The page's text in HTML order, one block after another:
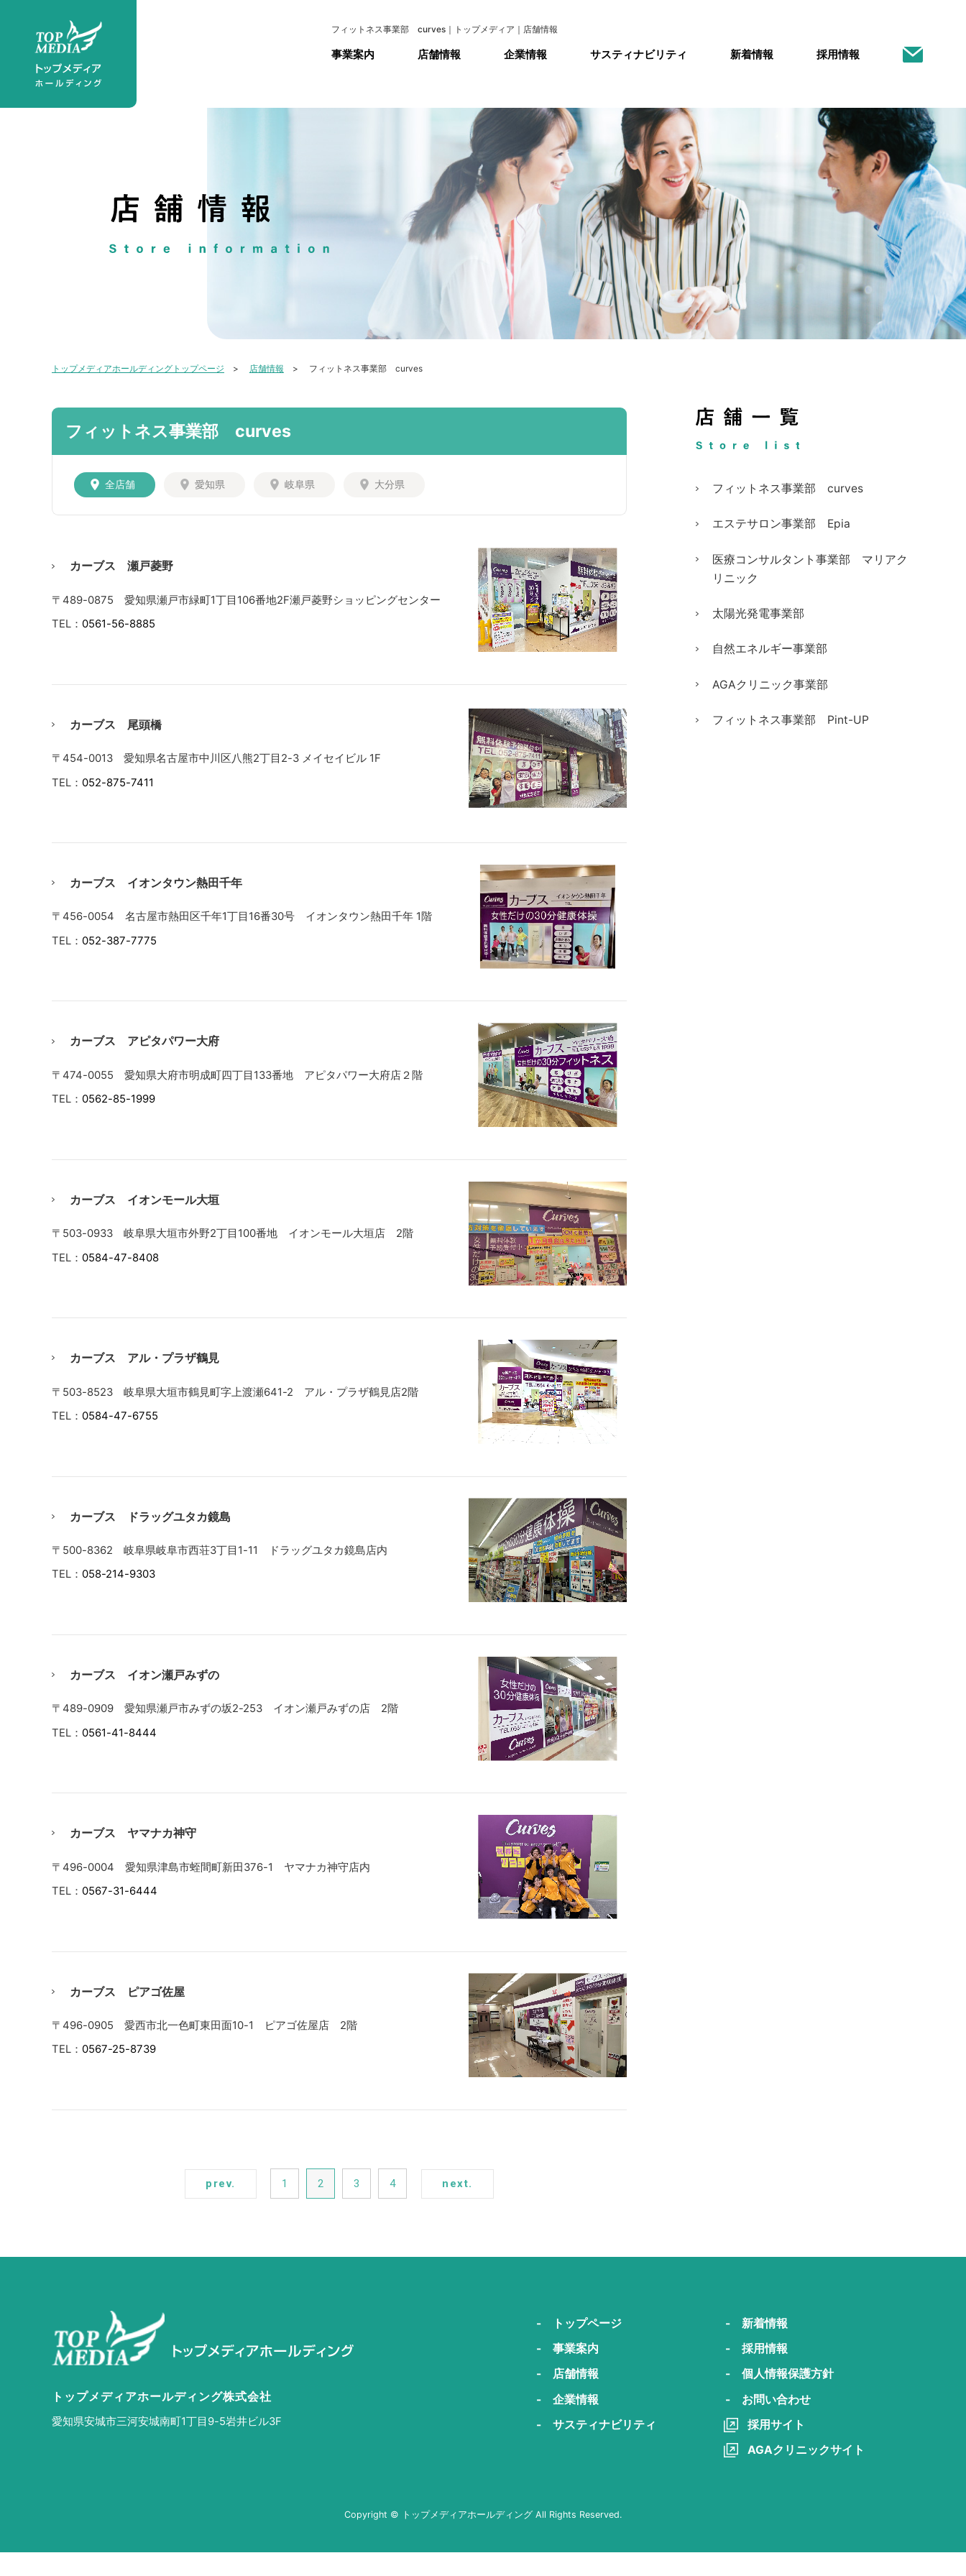
フィットネス事業部 curves｜トップメディア｜店舗情報
事業案内 店舗情報 企業情報 サスティナビリティ 新着情報 採用情報
トップメディアホールディングトップページ 店舗情報 フィットネス事業部 curves
フィットネス事業部 curves
全店舗 愛知県 岐阜県 大分県
カーブス 瀬戸菱野
〒489-0875 愛知県瀬戸市緑町1丁目106番地2F瀬戸菱野ショッピングセンター
TEL： 0561-56-8885
カーブス 尾頭橋
〒454-0013 愛知県名古屋市中川区八熊2丁目2-3 メイセイビル 1F
TEL： 052-875-7411
カーブス イオンタウン熱田千年
〒456-0054 名古屋市熱田区千年1丁目16番30号 イオンタウン熱田千年 1階
TEL： 052-387-7775
カーブス アピタパワー大府
〒474-0055 愛知県大府市明成町四丁目133番地 アピタパワー大府店２階
TEL： 0562-85-1999
カーブス イオンモール大垣
〒503-0933 岐阜県大垣市外野2丁目100番地 イオンモール大垣店 2階
TEL： 0584-47-8408
カーブス アル・プラザ鶴見
〒503-8523 岐阜県大垣市鶴見町字上渡瀬641-2 アル・プラザ鶴見店2階
TEL： 0584-47-6755
カーブス ドラッグユタカ鏡島
〒500-8362 岐阜県岐阜市西荘3丁目1-11 ドラッグユタカ鏡島店内
TEL： 058-214-9303
カーブス イオン瀬戸みずの
〒489-0909 愛知県瀬戸市みずの坂2-253 イオン瀬戸みずの店 2階
TEL： 0561-41-8444
カーブス ヤマナカ神守
〒496-0004 愛知県津島市蛭間町新田376-1 ヤマナカ神守店内
TEL： 0567-31-6444
カーブス ピアゴ佐屋
〒496-0905 愛西市北一色町東田面10-1 ピアゴ佐屋店 2階
TEL： 0567-25-8739
prev. 1 2 3 4 next.
フィットネス事業部 curves
エステサロン事業部 Epia
医療コンサルタント事業部 マリアク
リニック
太陽光発電事業部
自然エネルギー事業部
AGAクリニック事業部
フィットネス事業部 Pint-UP
トップメディアホールディング株式会社
愛知県安城市三河安城南町1丁目9-5岩井ビル3F
- トップページ
- 事業案内
- 店舗情報
- 企業情報
- サスティナビリティ
- 新着情報
- 採用情報
- 個人情報保護方針
- お問い合わせ
採用サイト
AGAクリニックサイト
Copyright © トップメディアホールディング All Rights Reserved.